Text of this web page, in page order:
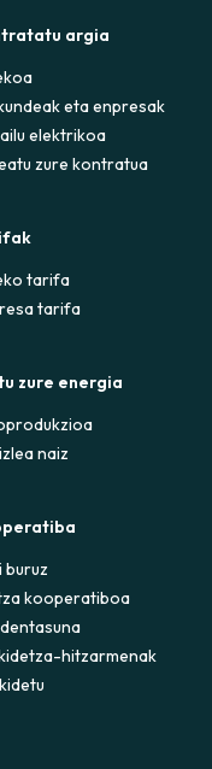
argia
eta enpresak
elektrikoa
zure kontratua
tarifa
tarifa
zure energia
naiz
buruz
kooperatiboa
hitzarmenak